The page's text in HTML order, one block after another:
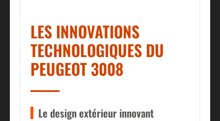
LES INNOVATIONS
TECHNOLOGIQUES DU
PEUGEOT 3008
Le design extérieur innovant